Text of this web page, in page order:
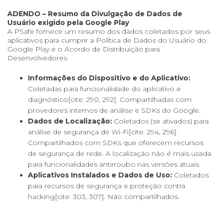
ADENDO – Resumo da Divulgação de Dados de
Usuário exigido pela Google Play
A PSafe fornece um resumo dos dados coletados por seus
aplicativos para cumprir a Política de Dados do Usuário do
Google Play e o Acordo de Distribuição para
Desenvolvedores.
Informações do Dispositivo e do Aplicativo:
Coletadas para funcionalidade do aplicativo e
diagnóstico[cite: 290, 292]. Compartilhadas com
provedores internos de análise e SDKs do Google.
Dados de Localização: Coletados (se ativados) para
análise de segurança de Wi-Fi[cite: 294, 296].
Compartilhados com SDKs que oferecem recursos
de segurança de rede. A localização não é mais usada
para funcionalidades antirroubo nas versões atuais.
Aplicativos Instalados e Dados de Uso: Coletados
para recursos de segurança e proteção contra
hacking[cite: 303, 307]. Não compartilhados.